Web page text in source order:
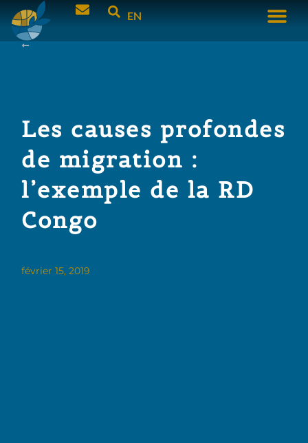
EN
Les causes profondes
de migration :
l’exemple de la RD
Congo
février 15, 2019